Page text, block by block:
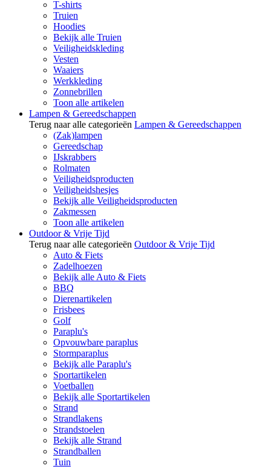
T-shirts
Truien
Hoodies
Bekijk alle Truien
Veiligheidskleding
Vesten
Waaiers
Werkkleding
Zonnebrillen
Toon alle artikelen
Lampen & Gereedschappen
Terug naar alle categorieën Lampen & Gereedschappen
(Zak)lampen
Gereedschap
IJskrabbers
Rolmaten
Veiligheidsproducten
Veiligheidshesjes
Bekijk alle Veiligheidsproducten
Zakmessen
Toon alle artikelen
Outdoor & Vrije Tijd
Terug naar alle categorieën Outdoor & Vrije Tijd
Auto & Fiets
Zadelhoezen
Bekijk alle Auto & Fiets
BBQ
Dierenartikelen
Frisbees
Golf
Paraplu's
Opvouwbare paraplus
Stormparaplus
Bekijk alle Paraplu's
Sportartikelen
Voetballen
Bekijk alle Sportartikelen
Strand
Strandlakens
Strandstoelen
Bekijk alle Strand
Strandballen
Tuin